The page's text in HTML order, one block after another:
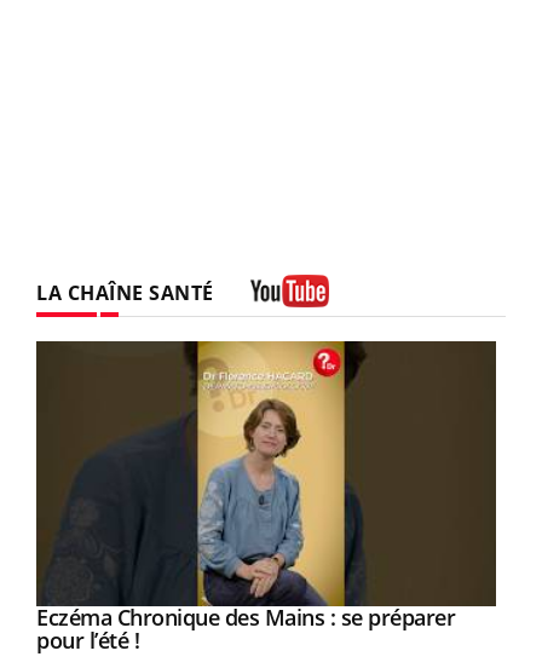
LA CHAÎNE SANTÉ
Youtube
Eczéma Chronique des Mains : se préparer
pour l’été !Youtube